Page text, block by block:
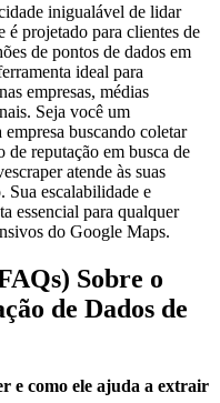
inigualável de lidar
é projetado para clientes de
de pontos de dados em
ideal para
empresas, médias
Seja você um
buscando coletar
de reputação em busca de
atende às suas
Sua escalabilidade e
essencial para qualquer
do Google Maps.
Sobre o
de Dados de
e como ele ajuda a extrair